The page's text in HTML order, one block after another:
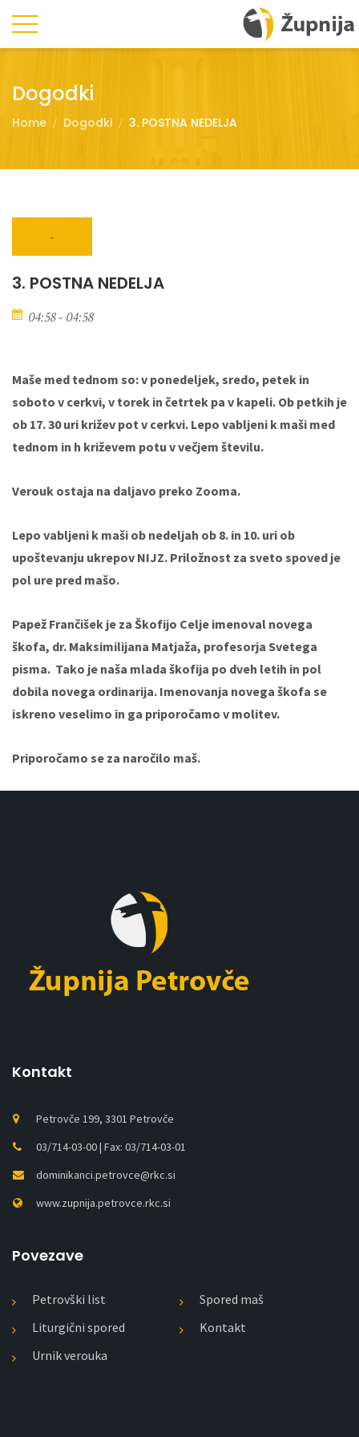
Dogodki
Home Dogodki 3. POSTNA NEDELJA
-
3. POSTNA NEDELJA
04:58 - 04:58
Maše med tednom so: v ponedeljek, sredo, petek in
soboto v cerkvi, v torek in četrtek pa v kapeli. Ob petkih je
ob 17. 30 uri križev pot v cerkvi. Lepo vabljeni k maši med
tednom in h križevem potu v večjem številu.
Verouk ostaja na daljavo preko Zooma.
Lepo vabljeni k maši ob nedeljah ob 8. in 10. uri ob
upoštevanju ukrepov NIJZ. Priložnost za sveto spoved je
pol ure pred mašo.
Papež Frančišek je za Škofijo Celje imenoval novega
škofa, dr. Maksimilijana Matjaža, profesorja Svetega
pisma. Tako je naša mlada škofija po dveh letih in pol
dobila novega ordinarija. Imenovanja novega škofa se
iskreno veselimo in ga priporočamo v molitev.
Priporočamo se za naročilo maš.
Kontakt
Petrovče 199, 3301 Petrovče
03/714-03-00 | Fax: 03/714-03-01
dominikanci.petrovce@rkc.si
www.zupnija.petrovce.rkc.si
Povezave
Petrovški list
Spored maš
Liturgični spored
Kontakt
Urnik verouka